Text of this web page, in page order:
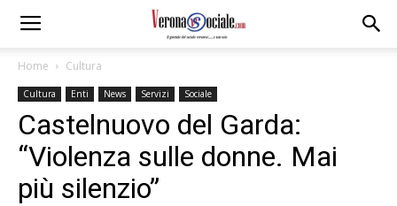
Home Cultura
Cultura Enti News Servizi Sociale
Castelnuovo del Garda:
“Violenza sulle donne. Mai
più silenzio”